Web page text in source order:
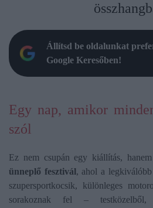
Állítsd be oldalunkat
Google Keresőben!
Egy nap, amikor
szól
Ez nem csupán egy kiállítás,
ünneplő fesztivál, ahol a
szupersportkocsik, különleges
sorakoznak fel –